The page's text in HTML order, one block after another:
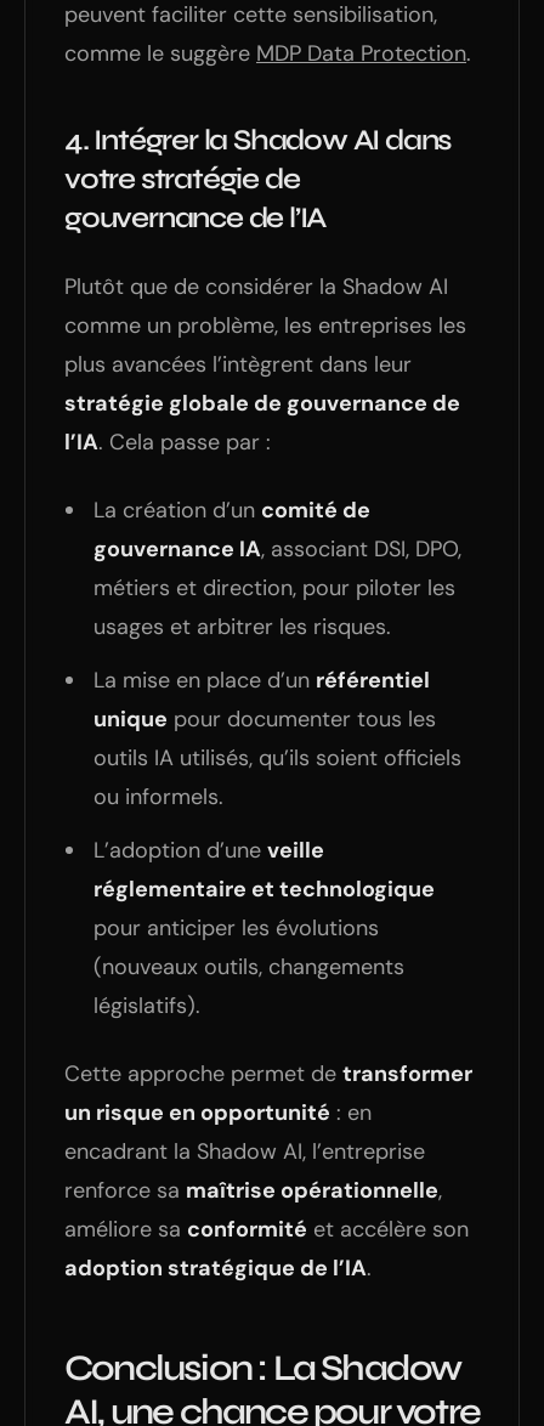
peuvent faciliter cette sensibilisation,
comme le suggère MDP Data Protection.
4. Intégrer la Shadow AI dans
votre stratégie de
gouvernance de l’IA
Plutôt que de considérer la Shadow AI
comme un problème, les entreprises les
plus avancées l’intègrent dans leur
stratégie globale de gouvernance de
l’IA. Cela passe par :
La création d’un comité de
gouvernance IA, associant DSI, DPO,
métiers et direction, pour piloter les
usages et arbitrer les risques.
La mise en place d’un référentiel
unique pour documenter tous les
outils IA utilisés, qu’ils soient officiels
ou informels.
L’adoption d’une veille
réglementaire et technologique
pour anticiper les évolutions
(nouveaux outils, changements
législatifs).
Cette approche permet de transformer
un risque en opportunité : en
encadrant la Shadow AI, l’entreprise
renforce sa maîtrise opérationnelle,
améliore sa conformité et accélère son
adoption stratégique de l’IA.
Conclusion : La Shadow
AI, une chance pour votre